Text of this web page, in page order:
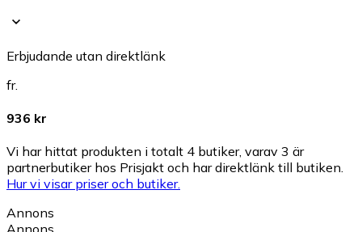
Erbjudande utan direktlänk
fr.
936 kr
Vi har hittat produkten i totalt 4 butiker, varav 3 är
partnerbutiker hos Prisjakt och har direktlänk till butiken.
Hur vi visar priser och butiker.
Annons